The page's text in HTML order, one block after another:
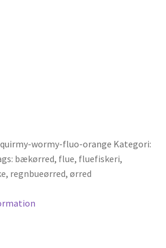
wormy-fluo-orange Kategori:
bækørred, flue, fluefiskeri,
, regnbueørred, ørred